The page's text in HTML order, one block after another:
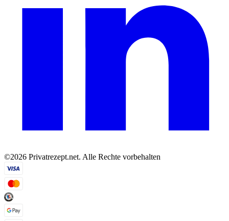
©2026 Privatrezept.net. Alle Rechte vorbehalten